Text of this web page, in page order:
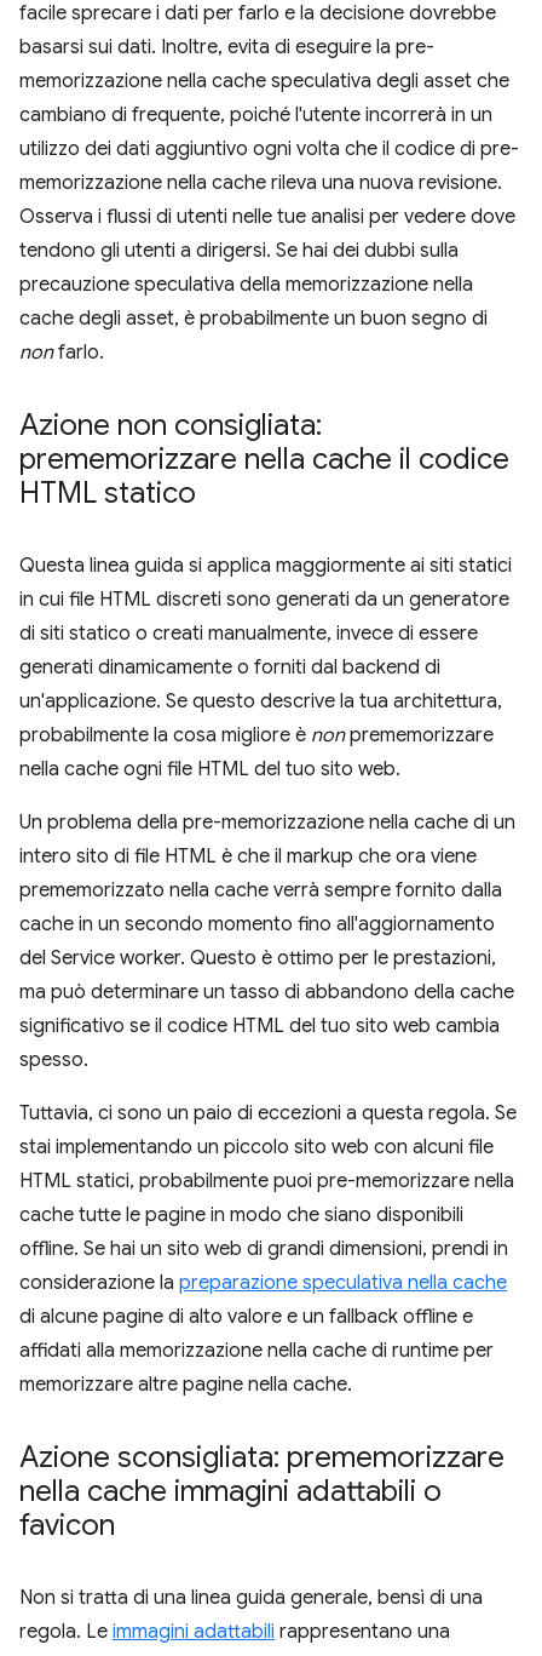
facile sprecare i dati per farlo e la decisione dovrebbe
basarsi sui dati. Inoltre, evita di eseguire la pre-
memorizzazione nella cache speculativa degli asset che
cambiano di frequente, poiché l'utente incorrerà in un
utilizzo dei dati aggiuntivo ogni volta che il codice di pre-
memorizzazione nella cache rileva una nuova revisione.
Osserva i flussi di utenti nelle tue analisi per vedere dove
tendono gli utenti a dirigersi. Se hai dei dubbi sulla
precauzione speculativa della memorizzazione nella
cache degli asset, è probabilmente un buon segno di
nonfarlo.
Azione non consigliata:
prememorizzare nella cache il codice
HTML statico
Questa linea guida si applica maggiormente ai siti statici
in cui file HTML discreti sono generati da un generatore
di siti statico o creati manualmente, invece di essere
generati dinamicamente o forniti dal backend di
un'applicazione. Se questo descrive la tua architettura,
probabilmente la cosa migliore è nonprememorizzare
nella cache ogni file HTML del tuo sito web.
Un problema della pre-memorizzazione nella cache di un
intero sito di file HTML è che il markup che ora viene
prememorizzato nella cache verrà sempre fornito dalla
cache in un secondo momento fino all'aggiornamento
del Service worker. Questo è ottimo per le prestazioni,
ma può determinare un tasso di abbandono della cache
significativo se il codice HTML del tuo sito web cambia
spesso.
Tuttavia, ci sono un paio di eccezioni a questa regola. Se
stai implementando un piccolo sito web con alcuni file
HTML statici, probabilmente puoi pre-memorizzare nella
cache tutte le pagine in modo che siano disponibili
offline. Se hai un sito web di grandi dimensioni, prendi in
considerazione la preparazione speculativa nella cache
di alcune pagine di alto valore e un fallback offline e
affidati alla memorizzazione nella cache di runtime per
memorizzare altre pagine nella cache.
Azione sconsigliata: prememorizzare
nella cache immagini adattabili o
favicon
Non si tratta di una linea guida generale, bensì di una
regola. Le immagini adattabili rappresentano una